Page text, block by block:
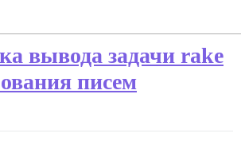
вывода задачи rake
писем